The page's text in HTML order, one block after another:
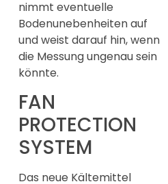
nimmt eventuelle
Bodenunebenheiten auf
und weist darauf hin, wenn
die Messung ungenau sein
könnte.
FAN
PROTECTION
SYSTEM
Das neue Kältemittel